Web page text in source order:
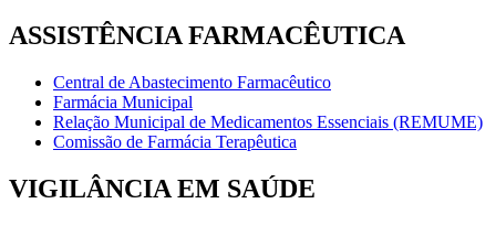
ASSISTÊNCIA FARMACÊUTICA
Central de Abastecimento Farmacêutico
Farmácia Municipal
Relação Municipal de Medicamentos Essenciais (REMUME)
Comissão de Farmácia Terapêutica
VIGILÂNCIA EM SAÚDE